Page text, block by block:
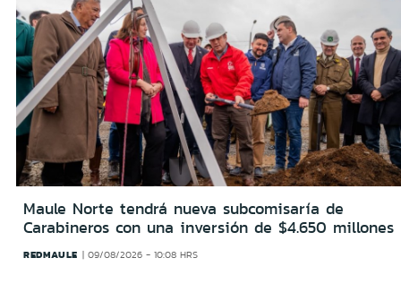
Maule Norte tendrá nueva subcomisaría de
Carabineros con una inversión de $4.650 millones
REDMAULE 09/08/2026 - 10:08 HRS